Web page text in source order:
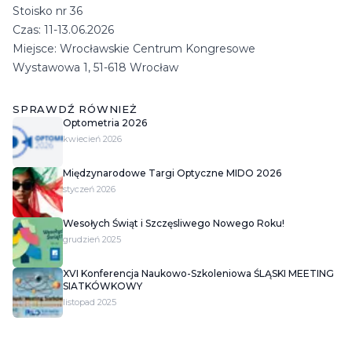
Stoisko nr 36
Czas: 11-13.06.2026
Miejsce: Wrocławskie Centrum Kongresowe
Wystawowa 1, 51-618 Wrocław
SPRAWDŹ RÓWNIEŻ
Optometria 2026
kwiecień 2026
Międzynarodowe Targi Optyczne MIDO 2026
styczeń 2026
Wesołych Świąt i Szczęsliwego Nowego Roku!
grudzień 2025
XVI Konferencja Naukowo-Szkoleniowa ŚLĄSKI MEETING
SIATKÓWKOWY
listopad 2025